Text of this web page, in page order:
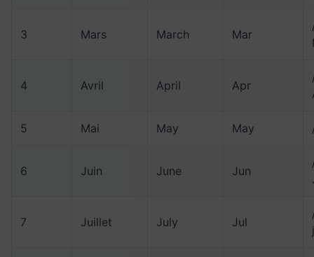
3 Mars March Mar
4 Avril April Apr
5 Mai May May
6 Juin June Jun
7 Juillet July Jul